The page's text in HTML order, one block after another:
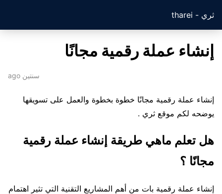
ثري - tharei
إنشاء عملة رقمية مجانًا
سنتين ago
إنشاء عملة رقمية مجانًا خطوة بخطوة والعمل على تسويقها
يوضحه لكم موقع ثري .
هل تعلم ماهي طريقة إنشاء عملة رقمية
مجانًا ؟
إنشاء عملة رقمية بات من أهم المشاريع التقنية التي تثير اهتمام